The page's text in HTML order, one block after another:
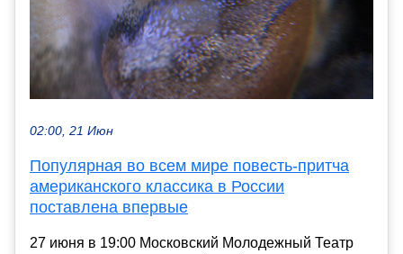
02:00, 21 Июн
Популярная во всем мире повесть-притча
американского классика в России
поставлена впервые
27 июня в 19:00 Московский Молодежный Театр